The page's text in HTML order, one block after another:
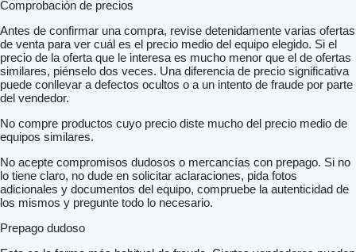
Comprobación de precios
Antes de confirmar una compra, revise detenidamente varias ofertas
de venta para ver cuál es el precio medio del equipo elegido. Si el
precio de la oferta que le interesa es mucho menor que el de ofertas
similares, piénselo dos veces. Una diferencia de precio significativa
puede conllevar a defectos ocultos o a un intento de fraude por parte
del vendedor.
No compre productos cuyo precio diste mucho del precio medio de
equipos similares.
No acepte compromisos dudosos o mercancías con prepago. Si no
lo tiene claro, no dude en solicitar aclaraciones, pida fotos
adicionales y documentos del equipo, compruebe la autenticidad de
los mismos y pregunte todo lo necesario.
Prepago dudoso